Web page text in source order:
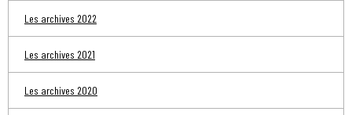
Les archives 2022
Les archives 2021
Les archives 2020